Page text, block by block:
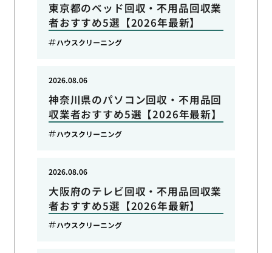
東京都のベッド回収・不用品回収業
者おすすめ5選【2026年最新】
ハウスクリーニング
神奈川県のパソコン回収・不用品回
収業者おすすめ5選【2026年最新】
2026.08.06
ハウスクリーニング
大阪府のテレビ回収・不用品回収業
者おすすめ5選【2026年最新】
2026.08.06
ハウスクリーニング